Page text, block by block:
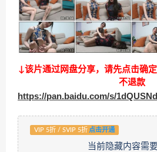
↓该片通过网盘分享，请先点击确
不退款
https://pan.baidu.com/s/
VIP 5折 / SVIP 5折 点击开通
当前隐藏内容需